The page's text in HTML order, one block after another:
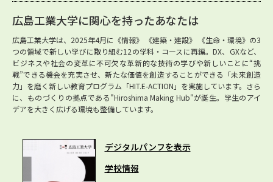
広島工業大学に関心を持ったあなたは
広島工業大学は、2025年4月に《情報》 《建築・建設》 《生命・環境》の3
つの領域で新しい学びに取り組む12の学科・コースに再編。DX、GXなど、
ビジネスや社会の変革に不可欠な革新的な技術の学びや新しいことに“挑
戦”できる機会を充実させ、新たな価値を創造することができる「未来創造
力」を磨く新しい教育プログラム「HIT.E-ACTION」を実施しています。さら
に、ものづくりの拠点である"Hiroshima Making Hub"が誕生。学生のアイ
デアを大きく広げる環境も整備しています。
デジタルパンフを表示
学校情報